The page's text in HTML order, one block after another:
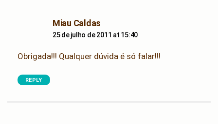
Miau Caldas
25 de julho de 2011 at 15:40
Obrigada!!! Qualquer dúvida é só falar!!!
REPLY